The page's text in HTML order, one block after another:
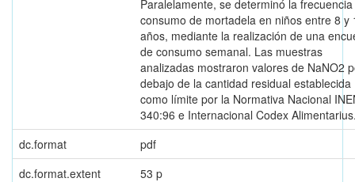
Paralelamente, se determinó la
consumo de mortadela en niños entre 8 y
años, mediante la realización de una
de consumo semanal. Las muestras
analizadas mostraron valores de NaNO2
debajo de la cantidad residual establecida
como límite por la Normativa Nacional
340:96 e Internacional Codex
dc.format
pdf
dc.format.extent
53 p